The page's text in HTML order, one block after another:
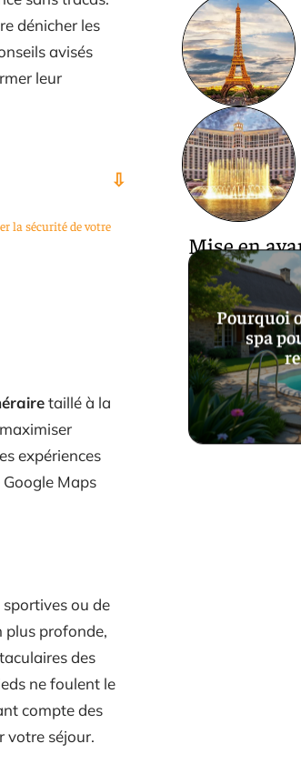
dénicher les
avisés
leur
la sécurité de votre
taillé à la
expériences
Maps
sportives ou de
plus profonde,
des
ne foulent le
compte des
votre séjour.
Mise en
Pourquoi
spa